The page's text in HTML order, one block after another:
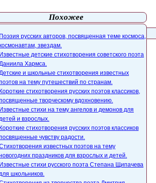
Похожее
Поэзия русских авторов, посвященная теме космоса,
звездам.
Известные детские стихотворения советского поэта
Хармса.
и школьные стихотворения известных
на тему путешествий по странам.
Короткие стихотворения русских поэтов классиков,
творческому вдохновению.
Известные стихи на тему ангелов и демонов для
и взрослых.
Короткие стихотворения русских поэтов классиков
чувству радости.
известных поэтов на тему
праздников для взрослых и детей.
Известные стихи русского поэта Степана Щипачева
школьников.
сайта webmaster@paers.ru